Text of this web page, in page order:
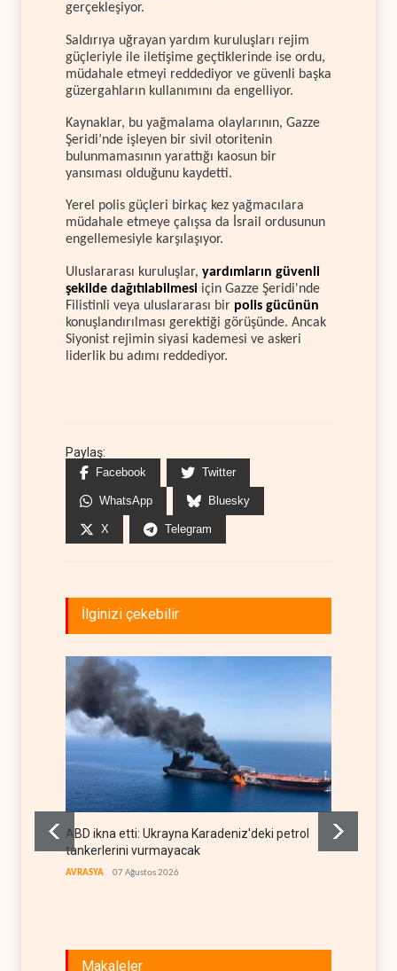
gerçekleşiyor.
Saldırıya uğrayan yardım kuruluşları rejim
güçleriyle ile iletişime geçtiklerinde ise ordu,
müdahale etmeyi reddediyor ve güvenli başka
güzergahların kullanımını da engelliyor.
Kaynaklar, bu yağmalama olaylarının, Gazze
Şeridi’nde işleyen bir sivil otoritenin
bulunmamasının yarattığı kaosun bir
yansıması olduğunu kaydetti.
Yerel polis güçleri birkaç kez yağmacılara
müdahale etmeye çalışsa da İsrail ordusunun
engellemesiyle karşılaşıyor.
Uluslararası kuruluşlar, yardımların güvenli
şekilde dağıtılabilmesi için Gazze Şeridi'nde
Filistinli veya uluslararası bir polis gücünün
konuşlandırılması gerektiği görüşünde. Ancak
Siyonist rejimin siyasi kademesi ve askeri
liderlik bu adımı reddediyor.
Paylaş:
Facebook Twitter
WhatsApp Bluesky
X Telegram
İlginizi çekebilir
ABD ikna etti: Ukrayna Karadeniz'deki petrol
tankerlerini vurmayacak
AVRASYA 07 Ağustos 2026
Makaleler